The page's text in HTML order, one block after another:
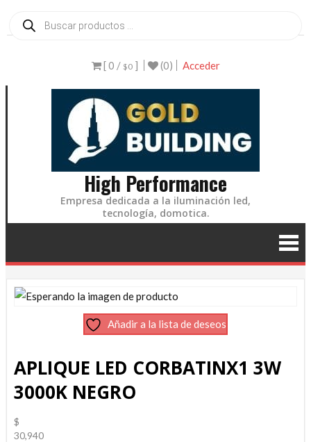
alproductos
[ 0 / $0] (0) Acceder
High Performance
Empresa dedicada a la iluminación led,
tecnología, domotica.
Añadir a la lista de deseos
APLIQUE LED CORBATINX1 3W
3000K NEGRO
$
30,940